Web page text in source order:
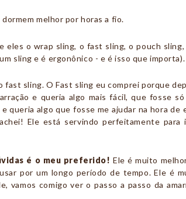
melhor por horas a fio.
eles o wrap sling, o fast sling, o pouch
sling e é ergonônico - e é isso que importa).
sling. O Fast sling eu comprei porque
e queria algo mais fácil, que fosse
e queria algo que fosse me ajudar na hora de
Ele está servindo perfeitamente para
é o meu preferido! Ele é muito
por um longo período de tempo. Ele é
vamos comigo ver o passo a passo da